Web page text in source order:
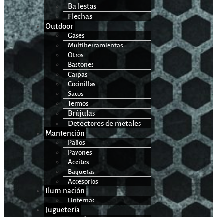
Ballestas
Flechas
Outdoor
Gases
Multiherramientas
Otros
Bastones
Carpas
Cocinillas
Sacos
Termos
Brújulas
Detectores de metales
Mantención
Paños
Pavones
Aceites
Baquetas
Accesorios
Iluminación
Linternas
Juguetería